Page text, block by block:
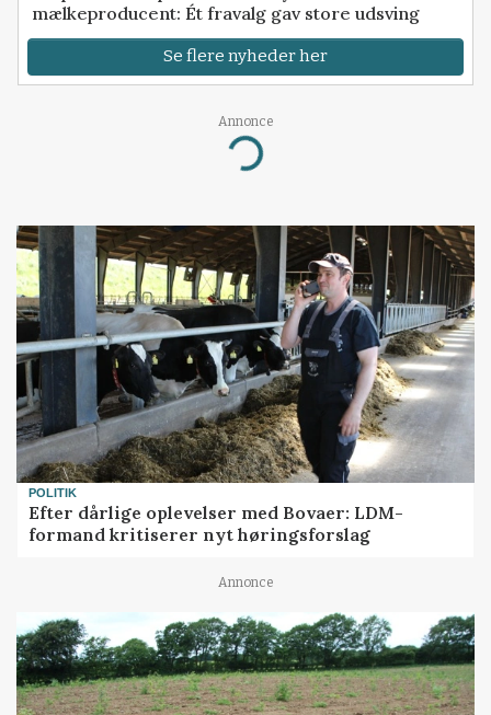
mælkeproducent: Ét fravalg gav store udsving
Se flere nyheder her
Annonce
Loading...
POLITIK
Efter dårlige oplevelser med Bovaer: LDM-
formand kritiserer nyt høringsforslag
Annonce